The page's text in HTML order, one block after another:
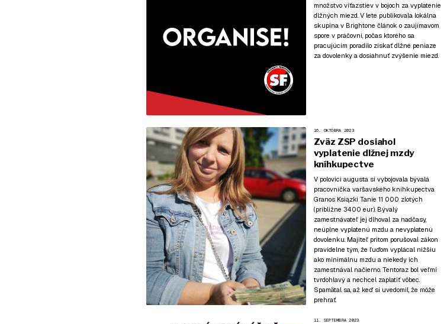
množstvo víťazstiev v bojoch za vyplatenie
dlžných miezd. V lete publikovala lokálna
skupina v Brightone článok o zaujímavom
spore v práčovni, počas ktorého sa
pracujúcim poradilo získať dlžné peniaze
za dovolenky a dosiahnuť zvýšenie miezd.
16. OKTÓBRA 2023
Zväz ZSP dosiahol
vyplatenie dlžnej mzdy
kníhkupectve
V polovici augusta si vybojovala bývalá
pracovníčka varšavského kníhkupectva
Granos Ksiązki Tanie 11 000 zlotých
(približne 3400 eur). Bývalý
zamestnávateľ jej dlhoval za nadčasy,
neúplne vyplatenú mzdu a nevyplatenú
dovolenku. Majiteľ pritom porušoval zákon
pravidelne tým, že ľuďom vyplácal nižšiu
ako minimálnu mzdu a niekedy ich
zamestnával načierno. Tentoraz bol veľmi
tvrdohlavý a nechcel zaplatiť vôbec.
Spamätal sa, až keď si uvedomil, že môže
prehrať.
11. SEPTEMBRA 2023